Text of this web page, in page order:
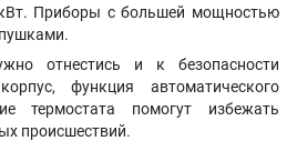
кВт. Приборы с большей мощностью
отнестись и к безопасности
функция автоматического
термостата помогут избежать
происшествий.